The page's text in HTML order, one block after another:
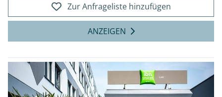
Zur Anfrageliste hinzufügen
ANZEIGEN